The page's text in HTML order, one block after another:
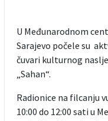
U Međunarodnom
Sarajevo počele su
čuvari kulturnog
„Sahan“.
Radionice na filcanju
10:00 do 12:00 sati u